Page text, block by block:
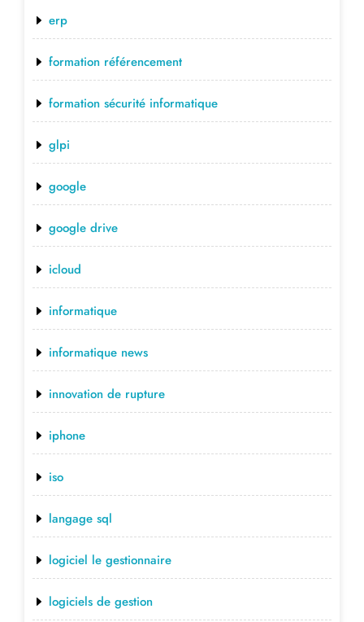
erp
formation référencement
formation sécurité informatique
glpi
google
google drive
icloud
informatique
informatique news
innovation de rupture
iphone
iso
langage sql
logiciel le gestionnaire
logiciels de gestion